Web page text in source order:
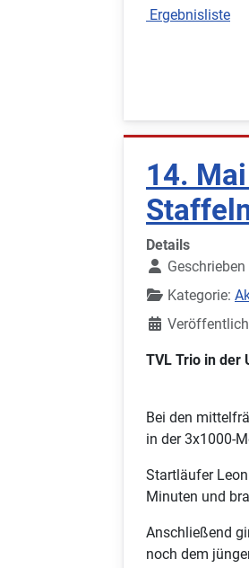
Ergebnisliste
14.
Details
Geschrieben
Kategorie:
TVL Trio in der
Bei den
in der 3x1000-
Startläufer
Minuten und
Anschließend
noch dem